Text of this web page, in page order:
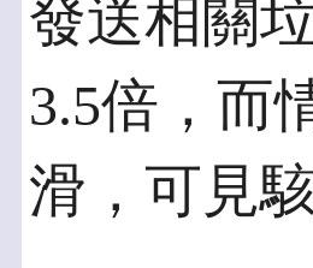
發送相關
3.5倍，而
滑，可見